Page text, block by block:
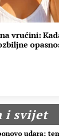
i svijet
udara:
vrućini: